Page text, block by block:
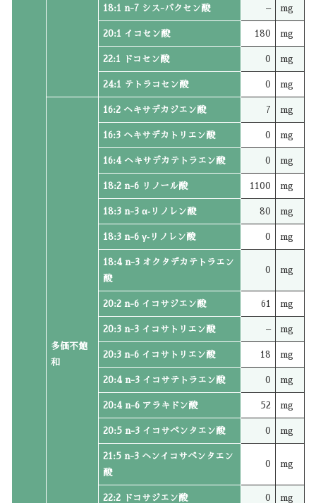
18:1 n-7 シス-バクセン酸 – mg
20:1 イコセン酸 180 mg
22:1 ドコセン酸 0 mg
24:1 テトラコセン酸 0 mg
多価不飽
和
16:2 ヘキサデカジエン酸 7 mg
16:3 ヘキサデカトリエン酸 0 mg
16:4 ヘキサデカテトラエン酸 0 mg
18:2 n-6 リノール酸 1100 mg
18:3 n-3 α‐リノレン酸 80 mg
18:3 n-6 γ‐リノレン酸 0 mg
18:4 n-3 オクタデカテトラエン
酸
0 mg
20:2 n-6 イコサジエン酸 61 mg
20:3 n-3 イコサトリエン酸 – mg
20:3 n-6 イコサトリエン酸 18 mg
20:4 n-3 イコサテトラエン酸 0 mg
20:4 n-6 アラキドン酸 52 mg
20:5 n-3 イコサペンタエン酸 0 mg
21:5 n-3 ヘンイコサペンタエン
酸
0 mg
22:2 ドコサジエン酸 0 mg